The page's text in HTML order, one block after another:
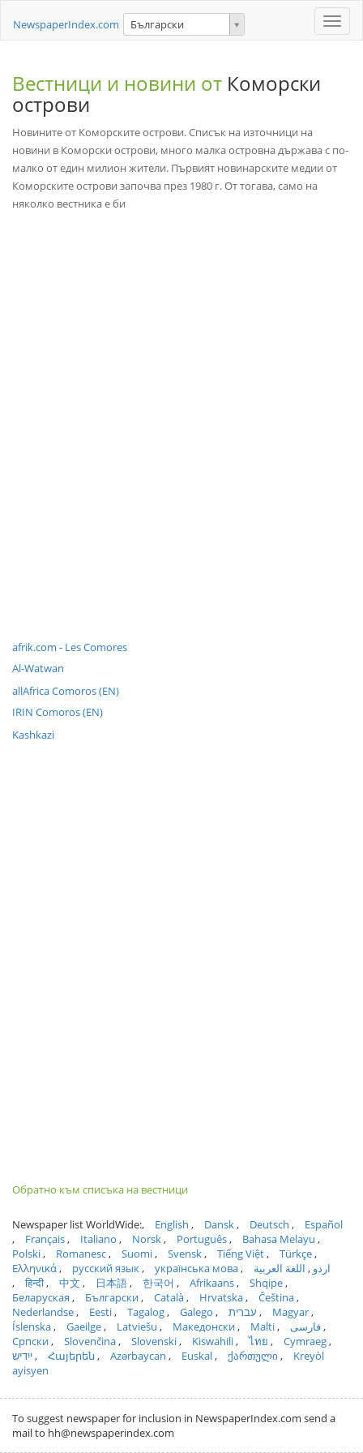
Toggle
NewspaperIndex.com Български
Вестници и новини от Коморски
острови
Новините от Коморските острови. Списък на източници на
новини в Коморски острови, много малка островна държава с по-
малко от един милион жители. Първият новинарските медии от
Коморските острови започва през 1980 г. От тогава, само на
няколко вестника е би
afrik.com - Les Comores
Al-Watwan
allAfrica Comoros (EN)
IRIN Comoros (EN)
Kashkazi
Обратно към списъка на вестници
Newspaper list WorldWide: English Dansk Deutsch
Español
Français
Italiano Norsk Português
Bahasa Melayu
Polski
Romanesc Suomi Svensk Tiếng Việt
Türkçe
Ελληνικά
русский язык українська мова اردو
اللغة العربية
हिन्दी
中文 日本語 한국어 Afrikaans
Shqipe
Беларуская
Български Català Hrvatska
Čeština
Nederlandse
Eesti Tagalog Galego עברית
Magyar
Íslenska
Gaeilge Latviešu Македонски Malti
فارسی
Српски
Slovenčina Slovenski Kiswahili ไทย
Cymraeg
ייִדיש
Հայերեն Azərbaycan Euskal ქართული
Kreyòl
ayisyen
To suggest newspaper for inclusion in NewspaperIndex.com send a
mail to hh@newspaperindex.com